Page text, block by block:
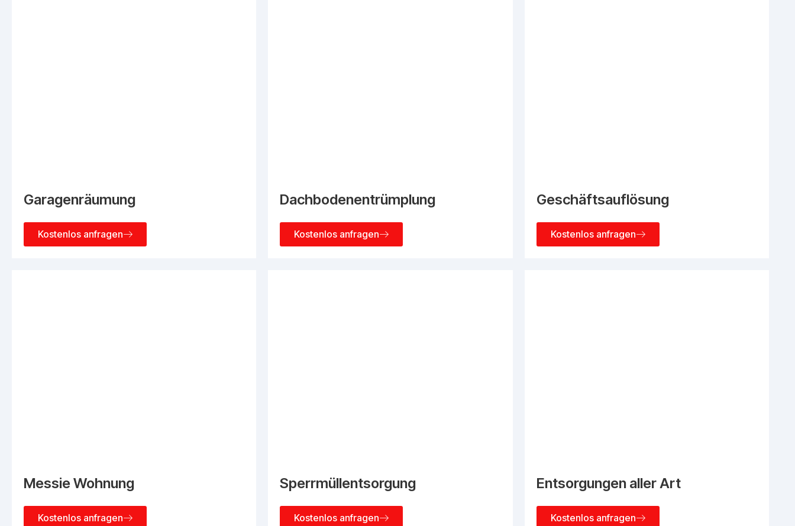
Garagenräumung
Kostenlos anfragen
Dachbodenentrümplung
Kostenlos anfragen
Geschäftsauflösung
Kostenlos anfragen
Messie Wohnung
Kostenlos anfragen
Sperrmüllentsorgung
Kostenlos anfragen
Entsorgungen aller Art
Kostenlos anfragen